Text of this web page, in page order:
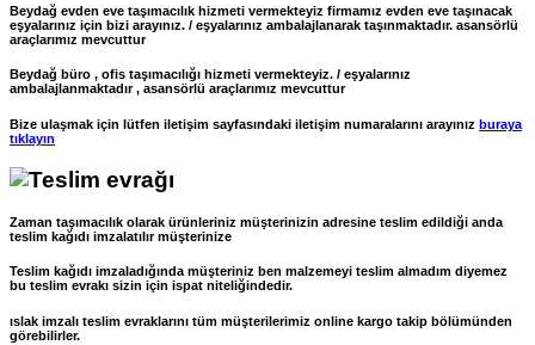
Beydağ evden eve taşımacılık hizmeti vermekteyiz firmamız evden eve taşınacak
eşyalarınız için bizi arayınız. / eşyalarınız ambalajlanarak taşınmaktadır. asansörlü
araçlarımız mevcuttur
Beydağ büro , ofis taşımacılığı hizmeti vermekteyiz. / eşyalarınız
ambalajlanmaktadır , asansörlü araçlarımız mevcuttur
Bize ulaşmak için lütfen iletişim sayfasındaki iletişim numaralarını arayınız buraya
tıklayın
Zaman taşımacılık olarak ürünleriniz müşterinizin adresine teslim edildiği anda
teslim kağıdı imzalatılır müşterinize
Teslim kağıdı imzaladığında müşteriniz ben malzemeyi teslim almadım diyemez
bu teslim evrakı sizin için ispat niteliğindedir.
ıslak imzalı teslim evraklarını tüm müşterilerimiz online kargo takip bölümünden
görebilirler.